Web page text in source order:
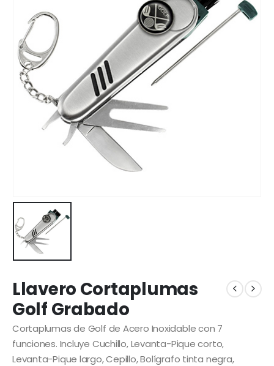
Llavero Cortaplumas
Golf Grabado
Cortaplumas de Golf de Acero Inoxidable con 7
funciones. Incluye Cuchillo, Levanta-Pique corto,
Levanta-Pique largo, Cepillo, Bolígrafo tinta negra,